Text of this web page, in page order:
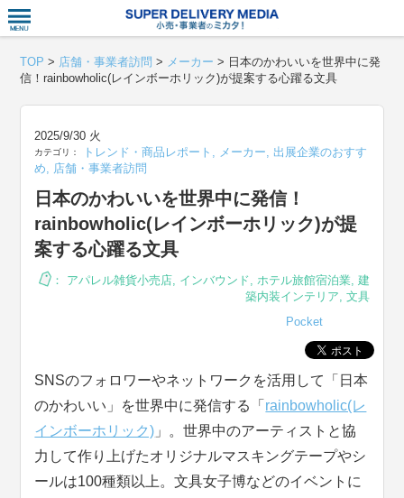
TOP > 店舗・事業者訪問 > メーカー > 日本のかわいいを世界中に発
信！rainbowholic(レインボーホリック)が提案する心躍る文具
2025/9/30 火
カテゴリ： トレンド・商品レポート , メーカー, 出展企業のおすす
め, 店舗・事業者訪問
日本のかわいいを世界中に発信！
rainbowholic(レインボーホリック)が提
案する心躍る文具
： アパレル雑貨小売店, インバウンド, ホテル旅館宿泊業, 建
築内装インテリア, 文具
Pocket
SNSのフォロワーやネットワークを活用して「日本
のかわいい」を世界中に発信する「 rainbowholic(レ
インボーホリック) 」。世界中のアーティストと協
力して作り上げたオリジナルマスキングテープやシ
ールは100種類以上。文具女子博などのイベントに